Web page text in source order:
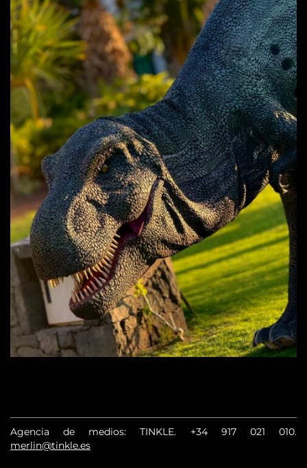
Agencia de medios: TINKLE. +34 917 021 010.
merlin@tinkle.es